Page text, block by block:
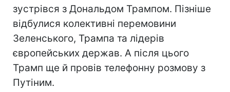
зустрівся з Дональдом Трампом. Пізніше
відбулися колективні перемовини
Зеленського, Трампа та лідерів
європейських держав. А після цього
Трамп ще й провів телефонну розмову з
Путіним.